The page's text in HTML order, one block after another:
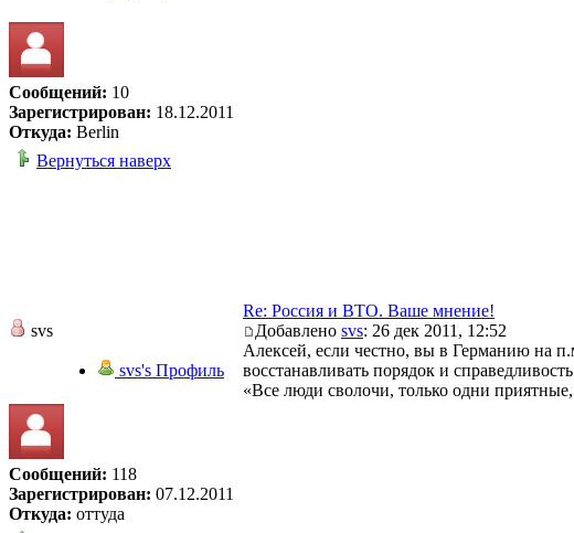
Сообщений: 10
Зарегистрирован: 18.12.2011
Откуда: Berlin
Вернуться наверх
svs
svs's Профиль
Сообщений: 118
Зарегистрирован: 07.12.2011
Откуда: оттуда
Re: Россия и ВТО. Ваше мнение!
Добавлено svs: 26 дек 2011, 12:52
Алексей, если честно, вы в Германию на
восстанавливать порядок и
«Все люди сволочи, только одни